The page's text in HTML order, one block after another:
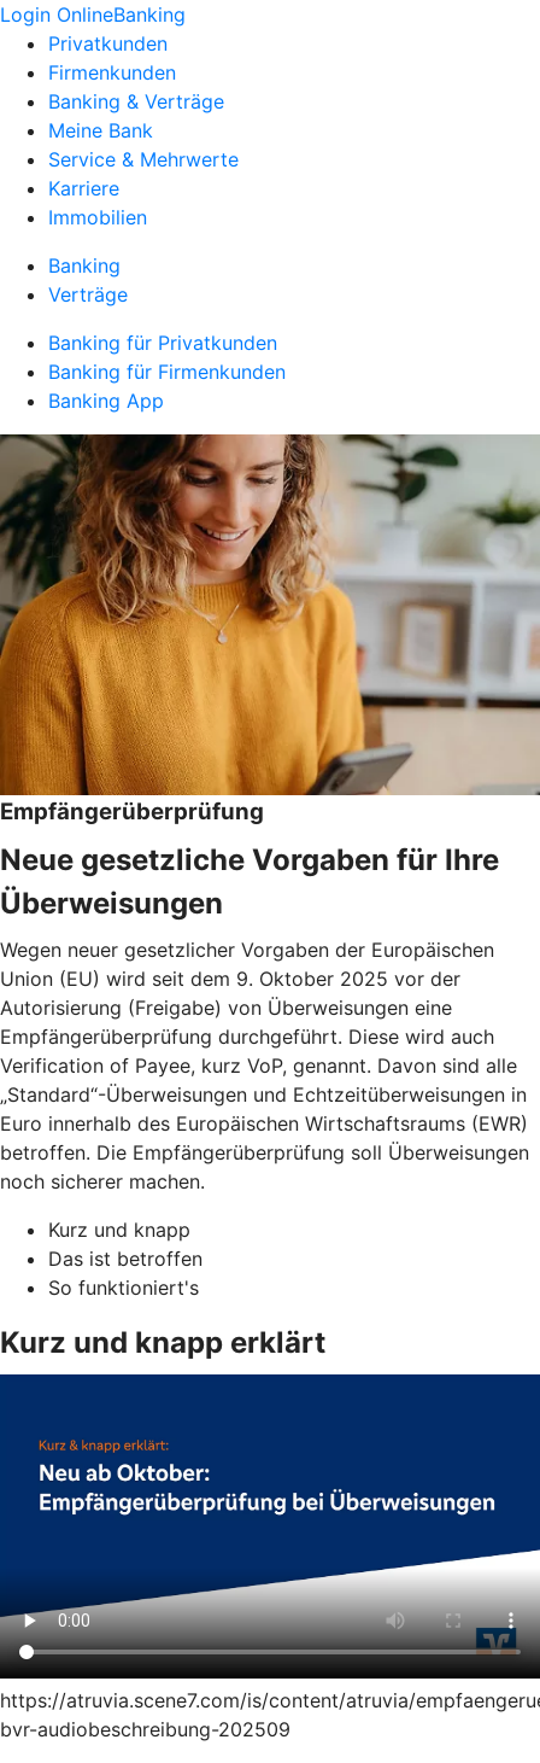
Login OnlineBanking
Privatkunden
Firmenkunden
Banking & Verträge
Meine Bank
Service & Mehrwerte
Karriere
Immobilien
Banking
Verträge
Banking für Privatkunden
Banking für Firmenkunden
Banking App
Empfängerüberprüfung
Neue gesetzliche Vorgaben für Ihre
Überweisungen
Wegen neuer gesetzlicher Vorgaben der Europäischen
Union (EU) wird seit dem 9. Oktober 2025 vor der
Autorisierung (Freigabe) von Überweisungen eine
Empfängerüberprüfung durchgeführt. Diese wird auch
Verification of Payee, kurz VoP, genannt. Davon sind alle
„Standard“-Überweisungen und Echtzeitüberweisungen in
Euro innerhalb des Europäischen Wirtschaftsraums (EWR)
betroffen. Die Empfängerüberprüfung soll Überweisungen
noch sicherer machen.
Kurz und knapp
Das ist betroffen
So funktioniert's
Kurz und knapp erklärt
https://atruvia.scene7.com/is/content/atruvia/
bvr-audiobeschreibung-202509